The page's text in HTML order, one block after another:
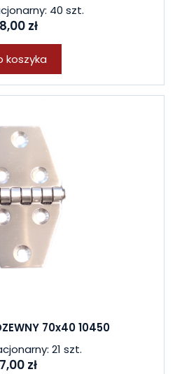
40 szt.
8,00 zł
koszyka
70x40 10450
21 szt.
7,00 zł